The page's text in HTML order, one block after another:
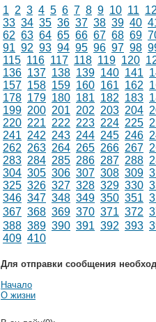
1 2 3 4 5 6 7 8 9 10 11
33 34 35 36 37 38 39 40
62 63 64 65 66 67 68 69
91 92 93 94 95 96 97 98
115 116 117 118 119 120
136 137 138 139 140 141
157 158 159 160 161 162
178 179 180 181 182 183
199 200 201 202 203 204
220 221 222 223 224 225
241 242 243 244 245 246
262 263 264 265 266 267
283 284 285 286 287 288
304 305 306 307 308 309
325 326 327 328 329 330
346 347 348 349 350 351
367 368 369 370 371 372
388 389 390 391 392 393
409 410
Для отправки сообщения
Начало
О жизни